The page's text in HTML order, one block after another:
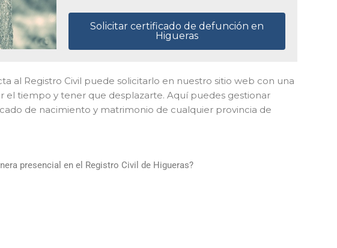
Solicitar certificado de defunción en
Higueras
al Registro Civil puede solicitarlo en nuestro sitio web con una
el tiempo y tener que desplazarte. Aquí puedes gestionar
de nacimiento y matrimonio de cualquier provincia de
presencial en el Registro Civil de Higueras?